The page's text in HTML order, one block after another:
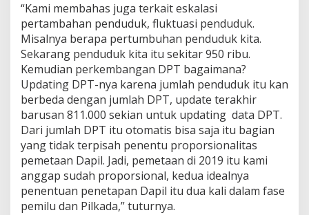
“Kami membahas juga terkait eskalasi
pertambahan penduduk, fluktuasi penduduk.
Misalnya berapa pertumbuhan penduduk kita.
Sekarang penduduk kita itu sekitar 950 ribu.
Kemudian perkembangan DPT bagaimana?
Updating DPT-nya karena jumlah penduduk itu kan
berbeda dengan jumlah DPT, update terakhir
barusan 811.000 sekian untuk updating data DPT.
Dari jumlah DPT itu otomatis bisa saja itu bagian
yang tidak terpisah penentu proporsionalitas
pemetaan Dapil. Jadi, pemetaan di 2019 itu kami
anggap sudah proporsional, kedua idealnya
penentuan penetapan Dapil itu dua kali dalam fase
pemilu dan Pilkada,” tuturnya.